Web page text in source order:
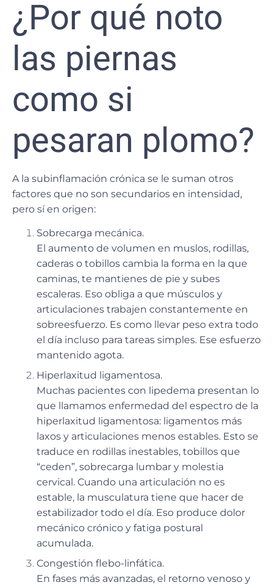
¿Por qué noto
las piernas
como si
pesaran plomo?
A la subinflamación crónica se le suman otros
factores que no son secundarios en intensidad,
pero sí en origen:
Sobrecarga mecánica.
El aumento de volumen en muslos, rodillas,
caderas o tobillos cambia la forma en la que
caminas, te mantienes de pie y subes
escaleras. Eso obliga a que músculos y
articulaciones trabajen constantemente en
sobreesfuerzo. Es como llevar peso extra todo
el día incluso para tareas simples. Ese esfuerzo
mantenido agota.
Hiperlaxitud ligamentosa.
Muchas pacientes con lipedema presentan lo
que llamamos enfermedad del espectro de la
hiperlaxitud ligamentosa: ligamentos más
laxos y articulaciones menos estables. Esto se
traduce en rodillas inestables, tobillos que
“ceden”, sobrecarga lumbar y molestia
cervical. Cuando una articulación no es
estable, la musculatura tiene que hacer de
estabilizador todo el día. Eso produce dolor
mecánico crónico y fatiga postural
acumulada.
Congestión flebo-linfática.
En fases más avanzadas, el retorno venoso y